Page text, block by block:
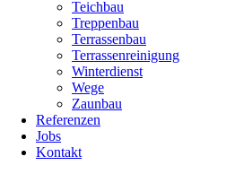
Teichbau
Treppenbau
Terrassenbau
Terrassenreinigung
Winterdienst
Wege
Zaunbau
Referenzen
Jobs
Kontakt